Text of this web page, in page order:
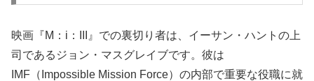
映画『M：i：III』での裏切り者は、イーサン・ハントの上
司であるジョン・マスグレイブです。彼は
IMF（Impossible Mission Force）の内部で重要な役職に就